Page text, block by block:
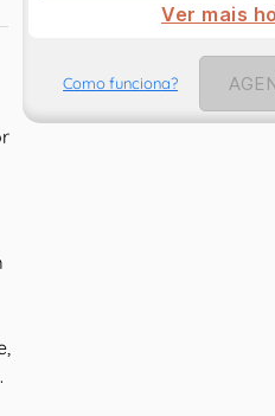
Ver mais
Como funciona?